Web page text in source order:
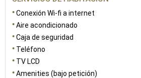
Conexión Wi-fi a internet
Aire acondicionado
Caja de seguridad
Teléfono
TV LCD
Amenities (bajo petición)